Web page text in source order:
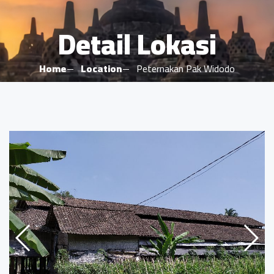
Detail Lokasi
Home Location Peternakan Pak Widodo